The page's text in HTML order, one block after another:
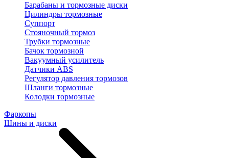
Барабаны и тормозные диски
Цилиндры тормозные
Суппорт
Стояночный тормоз
Трубки тормозные
Бачок тормозной
Вакуумный усилитель
Датчики ABS
Регулятор давления тормозов
Шланги тормозные
Колодки тормозные
Фаркопы
Шины и диски